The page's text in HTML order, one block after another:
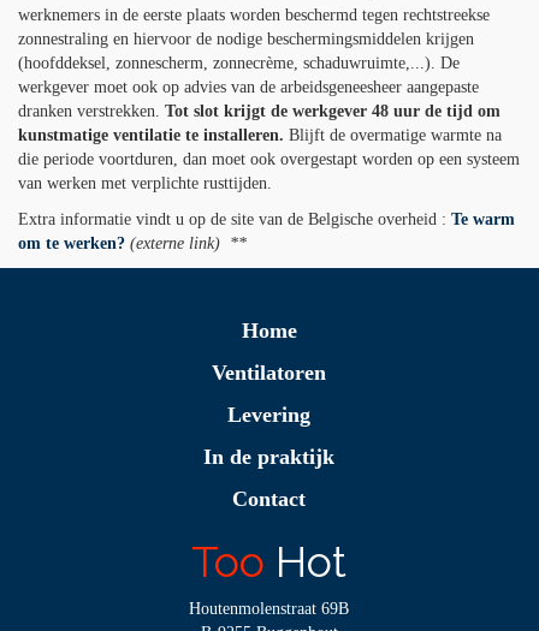
werknemers in de eerste plaats worden beschermd tegen rechtstreekse
zonnestraling en hiervoor de nodige beschermingsmiddelen krijgen
(hoofddeksel, zonnescherm, zonnecrème, schaduwruimte,...). De
werkgever moet ook op advies van de arbeidsgeneesheer aangepaste
dranken verstrekken. Tot slot krijgt de werkgever 48 uur de tijd om
kunstmatige ventilatie te installeren. Blijft de overmatige warmte na
die periode voortduren, dan moet ook overgestapt worden op een systeem
van werken met verplichte rusttijden.
Extra informatie vindt u op de site van de Belgische overheid : Te warm
om te werken? (externe link) **
Home
Ventilatoren
Levering
In de praktijk
Contact
Too Hot
Houtenmolenstraat 69B